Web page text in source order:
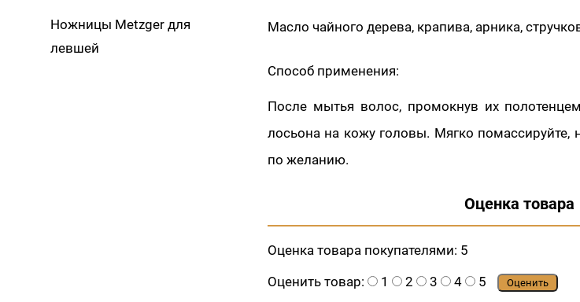
Ножницы Metzger для
левшей
Масло чайного дерева, крапива, арника,
Способ применения:
После мытья волос, промокнув их
лосьона на кожу головы. Мягко
по желанию.
Оценка товара
Оценка товара покупателями: 5
Оценить товар:
1 2 3 4 5 Оценить